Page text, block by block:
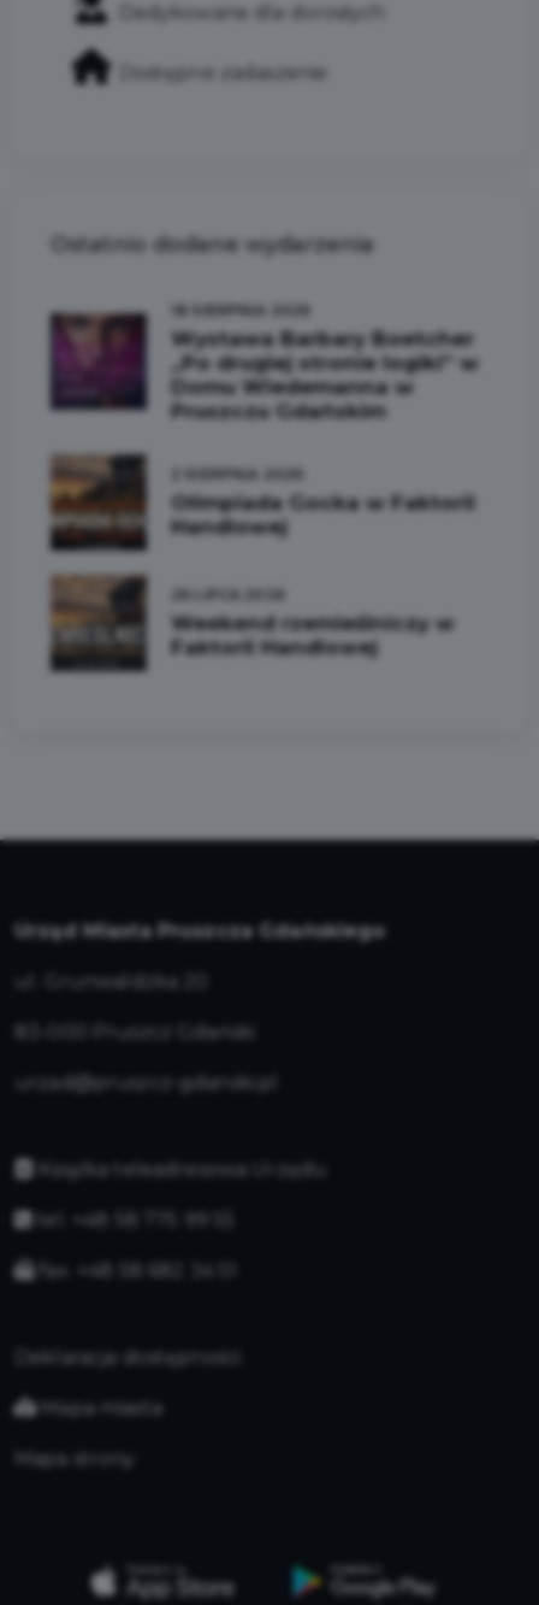
Dedykowane dla dorosłych
Dostępne zadaszenie
Ostatnio dodane wydarzenia
18 SIERPNIA 2026
Wystawa Barbary Boetcher
„Po drugiej stronie logiki” w
Domu Wiedemanna w
Pruszczu Gdańskim
Olimpiada Gocka w Faktorii
Handlowej
Weekend rzemieślniczy w
Faktorii Handlowej
Urząd Miasta Pruszcza Gdańskiego
ul. Grunwaldzka 20
83-000 Pruszcz Gdański
urzad@pruszcz-gdanski.pl
Książka teleadresowa Urzędu
tel. +48 58 775 99 55
fax. +48 58 682 34 51
Deklaracja dostępności
Mapa miasta
Mapa strony